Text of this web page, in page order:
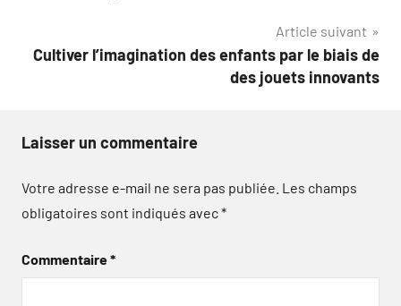
Article suivant
Cultiver l’imagination des enfants par le biais de
des jouets innovants
Laisser un commentaire
Votre adresse e-mail ne sera pas publiée. Les champs
obligatoires sont indiqués avec*
Commentaire*